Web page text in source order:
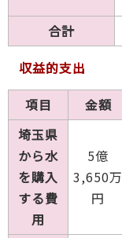
合計
収益的支出
項目
金額
埼玉県
から水
を購入
する費
用
5億
3,650万
円